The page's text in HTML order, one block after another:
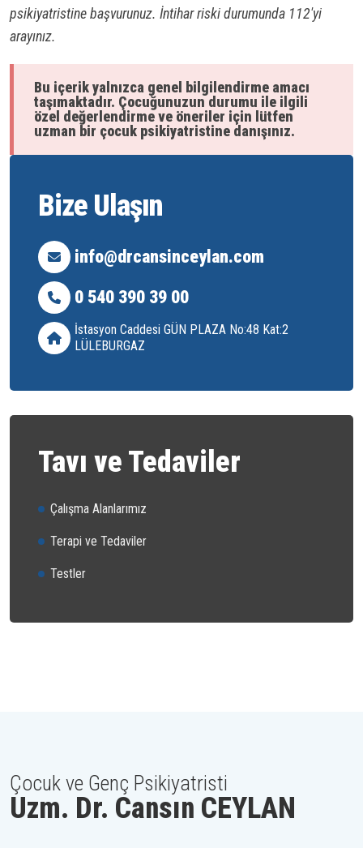
Bize Ulaşın
info@drcansinceylan.com
0 540 390 39 00
İstasyon Caddesi GÜN PLAZA No:48 Kat:2
LÜLEBURGAZ
Tavı ve Tedaviler
Çalışma Alanlarımız
Terapi ve Tedaviler
Testler
psikiyatristine başvurunuz. İntihar riski durumunda 112'yi
arayınız.
Bu içerik yalnızca genel bilgilendirme amacı
taşımaktadır. Çocuğunuzun durumu ile ilgili
özel değerlendirme ve öneriler için lütfen
uzman bir çocuk psikiyatristine danışınız.
Çocuk ve Genç Psikiyatristi
Uzm. Dr. Cansın CEYLAN